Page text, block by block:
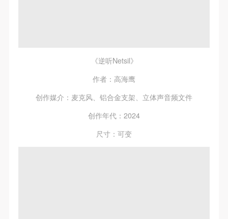
《逆听Netsil》
作者：高海鹰
创作媒介：麦克风、铝合金支架、立体声音频文件
创作年代：2024
尺寸：可变